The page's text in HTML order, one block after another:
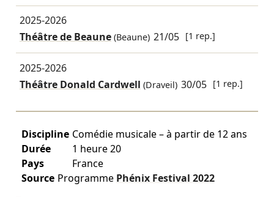
2025-2026
Théâtre de Beaune(Beaune) 21/05 [1 rep.]
2025-2026
Théâtre Donald Cardwell (Draveil) 30/05 [1 rep.]
Discipline Comédie musicale – à partir de 12 ans
Durée
1 heure 20
Pays
France
Source Programme Phénix Festival 2022